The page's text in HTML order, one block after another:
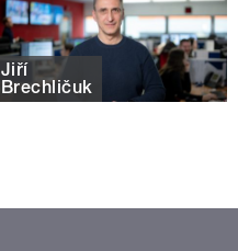
Jiří
Brechličuk